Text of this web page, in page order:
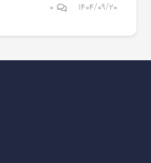
۱۴۰۴/۰۹/۲۰ ۰